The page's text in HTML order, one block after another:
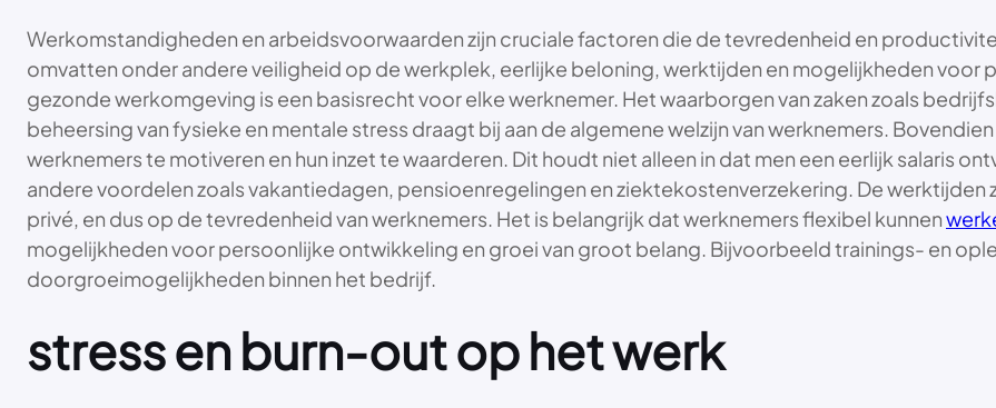
Werkomstandigheden en arbeidsvoorwaarden zijn cruciale factoren die de tevredenheid en
omvatten onder andere veiligheid op de werkplek, eerlijke beloning, werktijden en mogelijkheden voor
gezonde werkomgeving is een basisrecht voor elke werknemer. Het waarborgen van zaken zoals
beheersing van fysieke en mentale stress draagt bij aan de algemene welzijn van werknemers.
werknemers te motiveren en hun inzet te waarderen. Dit houdt niet alleen in dat men een eerlijk salaris
andere voordelen zoals vakantiedagen, pensioenregelingen en ziektekostenverzekering. De werktijden
privé, en dus op de tevredenheid van werknemers. Het is belangrijk dat werknemers flexibel kunnen
mogelijkheden voor persoonlijke ontwikkeling en groei van groot belang. Bijvoorbeeld trainings- en
doorgroeimogelijkheden binnen het bedrijf.
stress en burn-out op het werk